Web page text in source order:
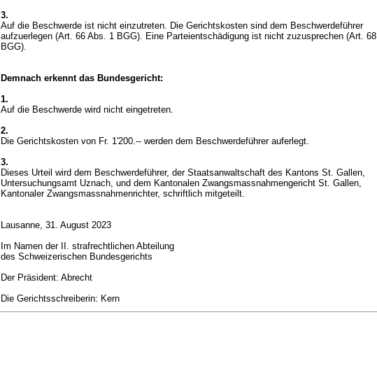
3.
Auf die Beschwerde ist nicht einzutreten. Die Gerichtskosten sind dem Beschwerdeführer
aufzuerlegen (Art. 66 Abs. 1 BGG). Eine Parteientschädigung ist nicht zuzusprechen (Art. 68
BGG).
Demnach erkennt das Bundesgericht:
1.
Auf die Beschwerde wird nicht eingetreten.
2.
Die Gerichtskosten von Fr. 1'200.-- werden dem Beschwerdeführer auferlegt.
3.
Dieses Urteil wird dem Beschwerdeführer, der Staatsanwaltschaft des Kantons St. Gallen,
Untersuchungsamt Uznach, und dem Kantonalen Zwangsmassnahmengericht St. Gallen,
Kantonaler Zwangsmassnahmenrichter, schriftlich mitgeteilt.
Lausanne, 31. August 2023
Im Namen der II. strafrechtlichen Abteilung
des Schweizerischen Bundesgerichts
Der Präsident: Abrecht
Die Gerichtsschreiberin: Kern